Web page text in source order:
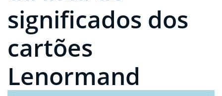
significados dos
cartões
Lenormand